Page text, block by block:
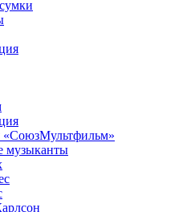
«СоюзМультфильм»
музыканты